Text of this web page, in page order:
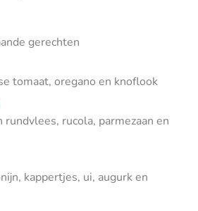
gerechten
tomaat, oregano en knoflook
rucola, parmezaan en
kappertjes, ui, augurk en